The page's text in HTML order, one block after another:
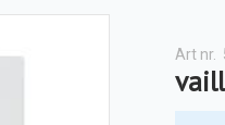
Art nr.